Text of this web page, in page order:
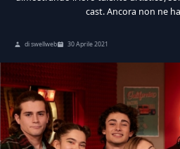
cast. Ancora non ne
di swellweb 30 Aprile 2021